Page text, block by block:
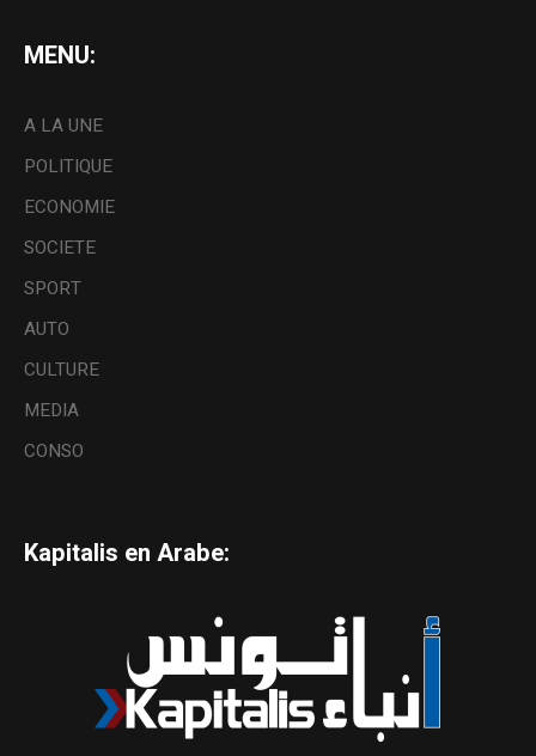
MENU:
A LA UNE
POLITIQUE
ECONOMIE
SOCIETE
SPORT
AUTO
CULTURE
MEDIA
CONSO
Kapitalis en Arabe: